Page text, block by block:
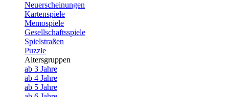
Neuerscheinungen
Kartenspiele
Memospiele
Gesellschaftsspiele
Spielstraßen
Puzzle
Altersgruppen
ab 3 Jahre
ab 4 Jahre
ab 5 Jahre